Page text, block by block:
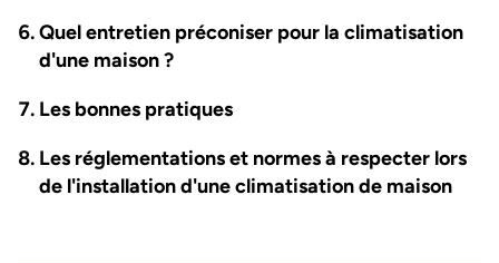
Quel entretien préconiser pour la climatisation
d'une maison ?
Les bonnes pratiques
Les réglementations et normes à respecter lors
de l'installation d'une climatisation de maison